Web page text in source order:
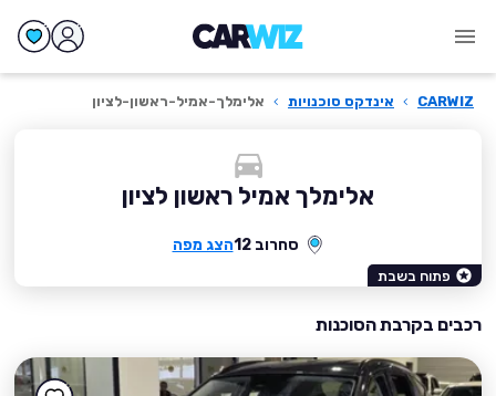
CARWIZ
› אינדקס סוכנויות › אלימלך-אמיל-ראשון-לציון
אלימלך אמיל ראשון לציון
סחרוב 12 הצג מפה
פתוח בשבת
רכבים בקרבת הסוכנות